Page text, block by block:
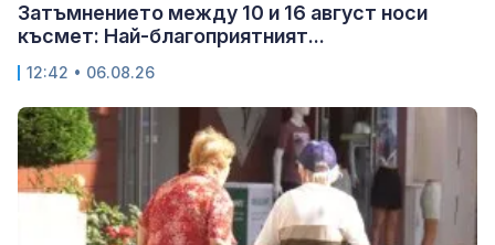
Затъмнението между 10 и 16 август носи
късмет: Най-благоприятният...
12:42 • 06.08.26